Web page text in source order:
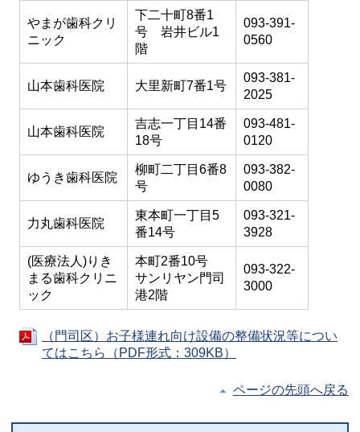
やまが歯科クリ
ニック
下二十町8番1
号 岩井ビル1
階
093-391-
0560
山本歯科医院 大里新町7番1号
093-381-
2025
山本歯科医院
吉志一丁目14番
18号
093-481-
0120
ゆうき歯科医院
柳町二丁目6番8
号
093-382-
0080
力丸歯科医院
東本町一丁目5
番14号
093-321-
3928
(医療法人)りき
まる歯科クリニ
ック
本町2番10号
サンリヤン門司
港2階
093-322-
3000
（門司区）お子様連れ向け設備の整備状況等につい
てはこちら（PDF形式：309KB）
ページの先頭へ戻る